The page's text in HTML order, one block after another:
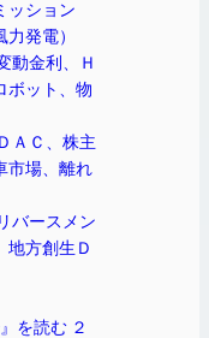
ッション
発電）
動金利、Ｈ
ボット、物
ＡＣ、株主
市場、離れ
バースメン
地方創生Ｄ
を読む ２